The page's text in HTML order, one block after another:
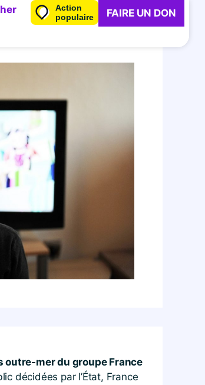
Action
populaire
FAIRE UN DON
outre-mer du groupe France
décidées par l’État, France